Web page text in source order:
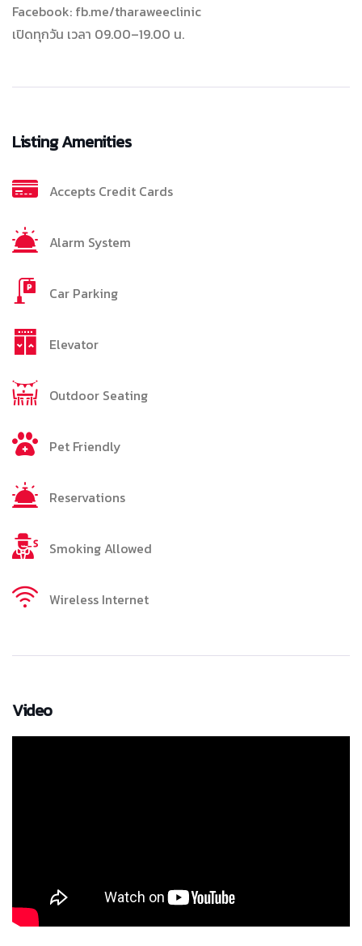
Facebook: fb.me/tharaweeclinic
เปิดทุกวัน เวลา 09.00–19.00 น.
Listing Amenities
Accepts Credit Cards
Alarm System
Car Parking
Elevator
Outdoor Seating
Pet Friendly
Reservations
Smoking Allowed
Wireless Internet
Video